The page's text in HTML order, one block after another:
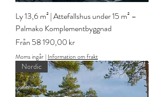
Ly 13,6 m² | Attefallshus under 15 m² –
Palmako Komplementbyggnad
Från 58 190,00 kr
Reapris
Moms ingår | Information om frakt
Nordic